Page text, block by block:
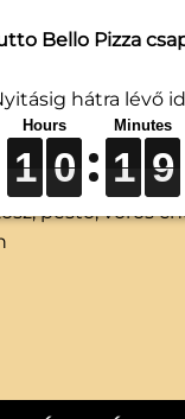
Bello (26
pesto, vörös
Bello Pizza
hátra lévő
1
1
1
1 0
0
0
0 1
1
1
1 9
9
9
9